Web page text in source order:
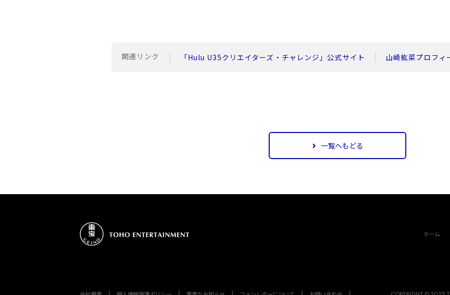
関連リンク 「Hulu U35クリエイターズ・チャレンジ」公式サイト 山崎紘菜プロフィ
一覧へもどる
ホーム